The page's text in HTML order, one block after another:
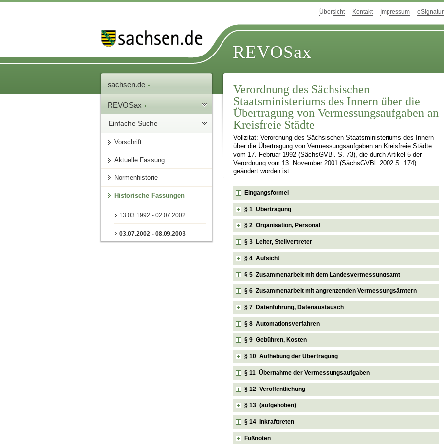
Übersicht Kontakt Impressum eSignatur
REVOSax
sachsen.de
REVOSax
Einfache Suche
Vorschrift
Aktuelle Fassung
Normenhistorie
Historische Fassungen
13.03.1992 - 02.07.2002
03.07.2002 - 08.09.2003
Verordnung des Sächsischen
Staatsministeriums des Innern über die
Übertragung von Vermessungsaufgaben an
Kreisfreie Städte
Vollzitat: Verordnung des Sächsischen Staatsministeriums des Innern
über die Übertragung von Vermessungsaufgaben an Kreisfreie Städte
vom 17. Februar 1992 (SächsGVBl. S. 73), die durch Artikel 5 der
Verordnung vom 13. November 2001 (SächsGVBl. 2002 S. 174)
geändert worden ist
Eingangsformel
§ 1 Übertragung
§ 2 Organisation, Personal
§ 3 Leiter, Stellvertreter
§ 4 Aufsicht
§ 5 Zusammenarbeit mit dem Landesvermessungsamt
§ 6 Zusammenarbeit mit angrenzenden Vermessungsämtern
§ 7 Datenführung, Datenaustausch
§ 8 Automationsverfahren
§ 9 Gebühren, Kosten
§ 10 Aufhebung der Übertragung
§ 11 Übernahme der Vermessungsaufgaben
§ 12 Veröffentlichung
§ 13 (aufgehoben)
§ 14 Inkrafttreten
Fußnoten